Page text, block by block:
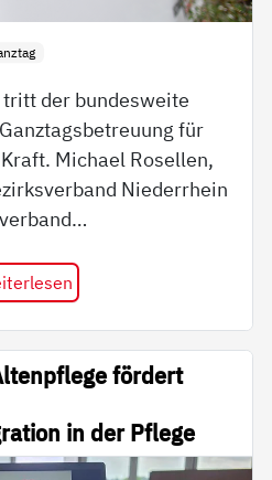
der bundesweite
für
Michael Rosellen,
Niederrhein
fördert
in der Pflege